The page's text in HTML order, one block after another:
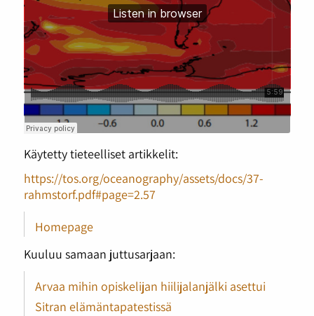
Käytetty tieteelliset artikkelit:
https://tos.org/oceanography/assets/docs/37-
rahmstorf.pdf#page=2.57
Homepage
Kuuluu samaan juttusarjaan:
Arvaa mihin opiskelijan hiilijalanjälki asettui
Sitran elämäntapatestissä